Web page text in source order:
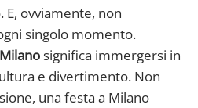
ovviamente, non
singolo momento.
significa immergersi in
e divertimento. Non
una festa a Milano